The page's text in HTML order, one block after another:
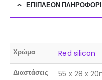
ΕΠΙΠΛΈΟΝ
Χρώμα Red silicon
Διαστάσεις 55 x 28 x